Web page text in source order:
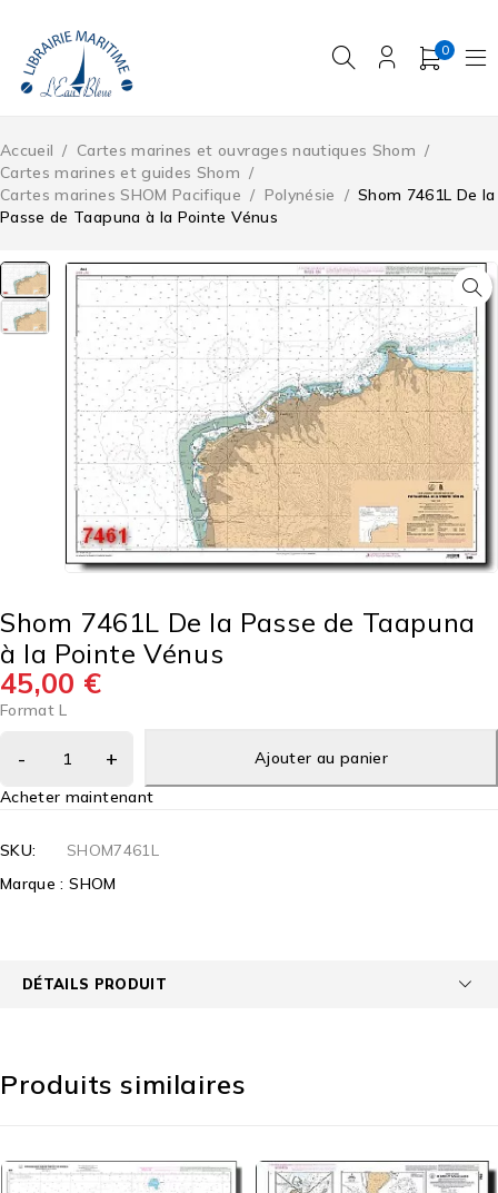
0
Accueil / Cartes marines et ouvrages nautiques Shom /
Cartes marines et guides Shom /
Cartes marines SHOM Pacifique / Polynésie / Shom 7461L De la
Passe de Taapuna à la Pointe Vénus
Shom 7461L De la Passe de Taapuna
à la Pointe Vénus
45,00 €
Format L
Ajouter au panier
Acheter maintenant
SKU:
SHOM7461L
Marque :SHOM
DÉTAILS PRODUIT
Produits similaires